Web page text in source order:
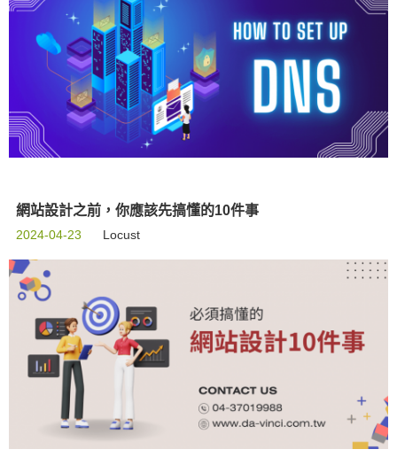
網站設計之前，你應該先搞懂的10件事
2024-04-23 Locust